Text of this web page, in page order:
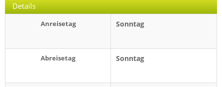
Details
Anreisetag Sonntag
Abreisetag Sonntag